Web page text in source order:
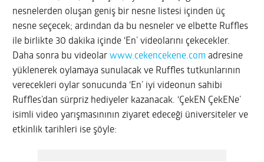
nesnelerden oluşan geniş bir nesne listesi içinden üç
nesne seçecek; ardından da bu nesneler ve elbette Ruffles
ile birlikte 30 dakika içinde ‘En’ videolarını çekecekler.
Daha sonra bu videolarwww.cekencekene.com adresine
yüklenerek oylamaya sunulacak ve Ruffles tutkunlarının
verecekleri oylar sonucunda ‘En’ iyi videonun sahibi
Ruffles’dan sürpriz hediyeler kazanacak. ‘ÇekEN ÇekENe’
isimli video yarışmasınının ziyaret edeceği üniversiteler ve
etkinlik tarihleri ise şöyle: